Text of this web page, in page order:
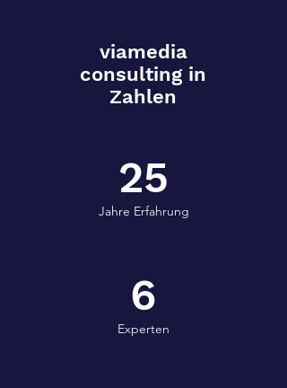
viamedia
consulting in
Zahlen
25
Jahre Erfahrung
6
Experten